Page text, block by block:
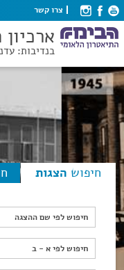
צרו קשר
ארכיון
בנדיבות:
חיפוש הצגות
חיפוש לפי שם ההצגה
חיפוש לפי א - ב
חיפוש לפי א - ב